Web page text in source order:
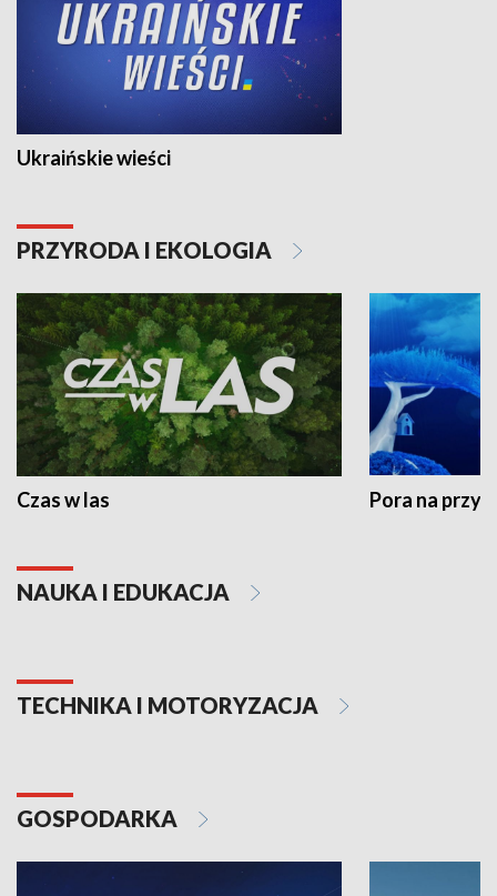
Ukraińskie wieści
PRZYRODA I EKOLOGIA
Czas w las Pora na
NAUKA I EDUKACJA
TECHNIKA I MOTORYZACJA
GOSPODARKA